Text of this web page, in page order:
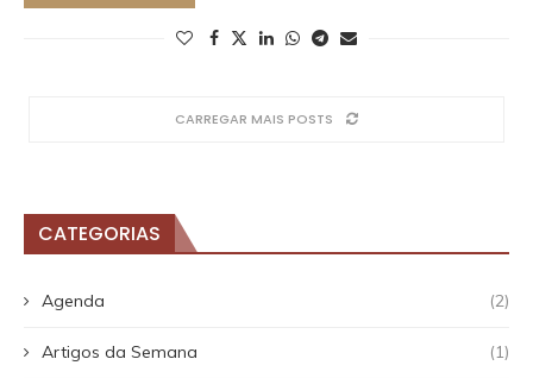
CARREGAR MAIS POSTS
CATEGORIAS
Agenda (2)
Artigos da Semana (1)